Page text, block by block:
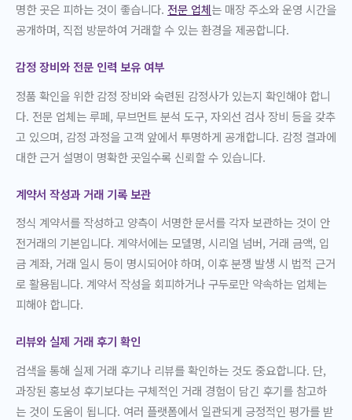
명한 곳은 피하는 것이 좋습니다. 전문 업체는 매장 주소와 운영 시간을
공개하며, 직접 방문하여 거래할 수 있는 환경을 제공합니다.
감정 장비와 전문 인력 보유 여부
정품 확인을 위한 감정 장비와 숙련된 감정사가 있는지 확인해야 합니
다. 전문 업체는 루페, 무브먼트 분석 도구, 자외선 검사 장비 등을 갖추
고 있으며, 감정 과정을 고객 앞에서 투명하게 공개합니다. 감정 결과에
대한 근거 설명이 명확한 곳일수록 신뢰할 수 있습니다.
계약서 작성과 거래 기록 보관
정식 계약서를 작성하고 양측이 서명한 문서를 각자 보관하는 것이 안
전거래의 기본입니다. 계약서에는 모델명, 시리얼 넘버, 거래 금액, 입
금 계좌, 거래 일시 등이 명시되어야 하며, 이후 분쟁 발생 시 법적 근거
로 활용됩니다. 계약서 작성을 회피하거나 구두로만 약속하는 업체는
피해야 합니다.
리뷰와 실제 거래 후기 확인
검색을 통해 실제 거래 후기나 리뷰를 확인하는 것도 중요합니다. 단,
과장된 홍보성 후기보다는 구체적인 거래 경험이 담긴 후기를 참고하
는 것이 도움이 됩니다. 여러 플랫폼에서 일관되게 긍정적인 평가를 받